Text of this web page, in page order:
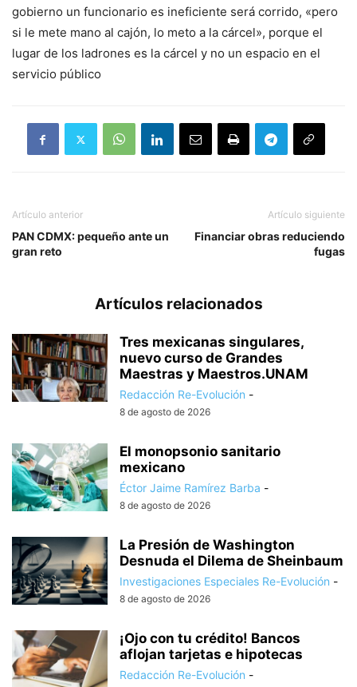
gobierno un funcionario es ineficiente será corrido, «pero
si le mete mano al cajón, lo meto a la cárcel», porque el
lugar de los ladrones es la cárcel y no un espacio en el
servicio público
Artículo anterior
PAN CDMX: pequeño ante un
gran reto
Artículo siguiente
Financiar obras reduciendo
fugas
Artículos relacionados
Tres mexicanas singulares,
nuevo curso de Grandes
Maestras y Maestros.UNAM
Redacción Re-Evolución -
8 de agosto de 2026
El monopsonio sanitario
mexicano
Éctor Jaime Ramírez Barba -
8 de agosto de 2026
La Presión de Washington
Desnuda el Dilema de Sheinbaum
Investigaciones Especiales Re-Evolución -
8 de agosto de 2026
¡Ojo con tu crédito! Bancos
aflojan tarjetas e hipotecas
Redacción Re-Evolución -